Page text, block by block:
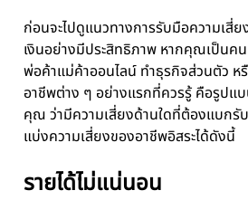
ก่อนจะไปดูแนวทางการรับมือความเสี่ย
เงินอย่างมีประสิทธิภาพ หากคุณเป็นค
พ่อค้าแม่ค้าออนไลน์ ทำธุรกิจส่วนตัว ห
อาชีพต่าง ๆ อย่างแรกที่ควรรู้ คือรูปแ
คุณ ว่ามีความเสี่ยงด้านใดที่ต้องแบกรั
แบ่งความเสี่ยงของอาชีพอิสระได้ดังนี้
รายได้ไม่แน่นอน